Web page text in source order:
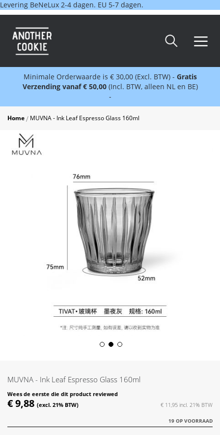
Levering BeNeLux 2-4 dagen. EU 5-7 dagen.
Minimale Orderwaarde is € 30,00 (Excl. BTW) - Gratis
Verzending vanaf € 50,00 (Incl. BTW, alleen NL en BE)
-
Home MUVNA - Ink Leaf Espresso Glass 160ml
MUVNA - Ink Leaf Espresso Glass 160ml
Wees de eerste die dit product reviewed
€ 9,88 € 11,95
19 OP VOORRAAD
Skip
the
the
beginning
of
the